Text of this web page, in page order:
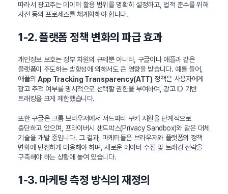
따라서 광고주는 데이터 활용 범위를 명확히 설정하고, 법적 준수를 위해
사전 동의 프로세스를 체계화해야 합니다.
1-2. 플랫폼 정책 변화의 파급 효과
개인정보 보호는 정부 차원의 규제뿐 아니라, 구글이나 애플과 같은
플랫폼이 주도하는 방향성에 의해서도 큰 영향을 받습니다. 예를 들어,
애플의 App Tracking Transparency(ATT) 정책은 사용자에게
광고 추적 여부를 명시적으로 선택할 권한을 부여하여, 광고 ID 기반
트래킹을 크게 제한했습니다.
또한 구글은 크롬 브라우저에서 서드파티 쿠키 지원을 단계적으로
중단하고 있으며, 프라이버시 샌드박스(Privacy Sandbox)와 같은 대체
기술을 개발 중입니다. 그 결과, 마케터들은 브라우저와 플랫폼의 정책
변화에 민첩하게 대응해야 하며, 새로운 데이터 수집 및 트래킹 전략을
구축해야 하는 상황에 놓여 있습니다.
1-3. 마케팅 측정 방식의 재정의